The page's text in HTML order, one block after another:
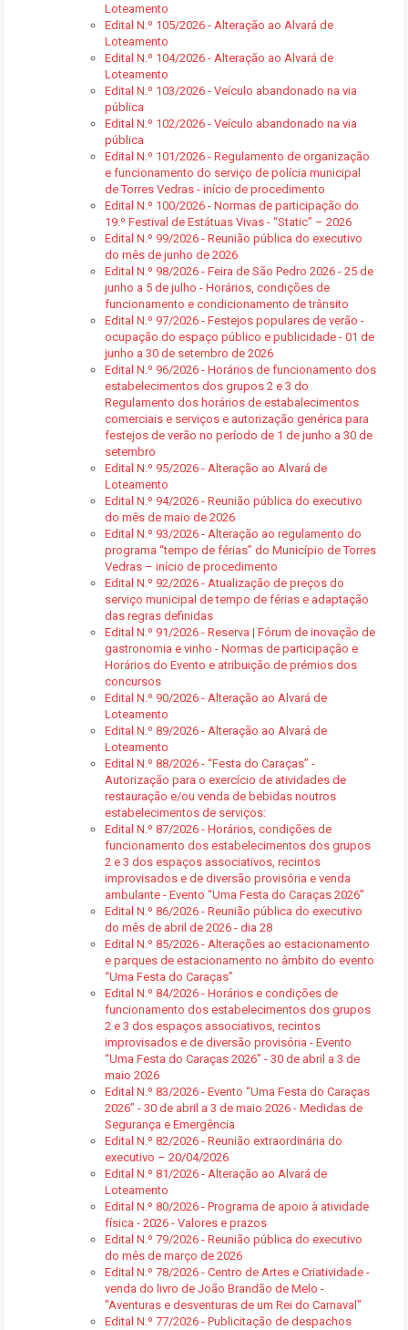
Loteamento
Edital N.º 105/2026 - Alteração ao Alvará de
Loteamento
Edital N.º 104/2026 - Alteração ao Alvará de
Loteamento
Edital N.º 103/2026 - Veículo abandonado na via
pública
Edital N.º 102/2026 - Veículo abandonado na via
pública
Edital N.º 101/2026 - Regulamento de organização
e funcionamento do serviço de polícia municipal
de Torres Vedras - início de procedimento
Edital N.º 100/2026 - Normas de participação do
19.º Festival de Estátuas Vivas - “Static” – 2026
Edital N.º 99/2026 - Reunião pública do executivo
do mês de junho de 2026
Edital N.º 98/2026 - Feira de São Pedro 2026 - 25 de
junho a 5 de julho - Horários, condições de
funcionamento e condicionamento de trânsito
Edital N.º 97/2026 - Festejos populares de verão -
ocupação do espaço público e publicidade - 01 de
junho a 30 de setembro de 2026
Edital N.º 96/2026 - Horários de funcionamento dos
estabelecimentos dos grupos 2 e 3 do
Regulamento dos horários de estabalecimentos
comerciais e serviços e autorização genérica para
festejos de verão no período de 1 de junho a 30 de
setembro
Edital N.º 95/2026 - Alteração ao Alvará de
Loteamento
Edital N.º 94/2026 - Reunião pública do executivo
do mês de maio de 2026
Edital N.º 93/2026 - Alteração ao regulamento do
programa “tempo de férias” do Município de Torres
Vedras – início de procedimento
Edital N.º 92/2026 - Atualização de preços do
serviço municipal de tempo de férias e adaptação
das regras definidas
Edital N.º 91/2026 - Reserva | Fórum de inovação de
gastronomia e vinho - Normas de participação e
Horários do Evento e atribuição de prémios dos
concursos
Edital N.º 90/2026 - Alteração ao Alvará de
Loteamento
Edital N.º 89/2026 - Alteração ao Alvará de
Loteamento
Edital N.º 88/2026 - “Festa do Caraças” -
Autorização para o exercício de atividades de
restauração e/ou venda de bebidas noutros
estabelecimentos de serviços:
Edital N.º 87/2026 - Horários, condições de
funcionamento dos estabelecimentos dos grupos
2 e 3 dos espaços associativos, recintos
improvisados e de diversão provisória e venda
ambulante - Evento “Uma Festa do Caraças 2026”
Edital N.º 86/2026 - Reunião pública do executivo
do mês de abril de 2026 - dia 28
Edital N.º 85/2026 - Alterações ao estacionamento
e parques de estacionamento no âmbito do evento
“Uma Festa do Caraças”
Edital N.º 84/2026 - Horários e condições de
funcionamento dos estabelecimentos dos grupos
2 e 3 dos espaços associativos, recintos
improvisados e de diversão provisória - Evento
“Uma Festa do Caraças 2026” - 30 de abril a 3 de
maio 2026
Edital N.º 83/2026 - Evento “Uma Festa do Caraças
2026” - 30 de abril a 3 de maio 2026 - Medidas de
Segurança e Emergência
Edital N.º 82/2026 - Reunião extraordinária do
executivo – 20/04/2026
Edital N.º 81/2026 - Alteração ao Alvará de
Loteamento
Edital N.º 80/2026 - Programa de apoio à atividade
física - 2026 - Valores e prazos
Edital N.º 79/2026 - Reunião pública do executivo
do mês de março de 2026
Edital N.º 78/2026 - Centro de Artes e Criatividade -
venda do livro de João Brandão de Melo -
"Aventuras e desventuras de um Rei do Carnaval"
Edital N.º 77/2026 - Publicitação de despachos